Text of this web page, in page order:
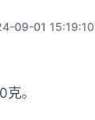
09-01 15:19:10
。